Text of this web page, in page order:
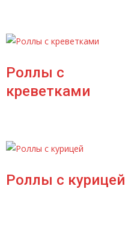
Роллы с
креветками
Роллы с курицей